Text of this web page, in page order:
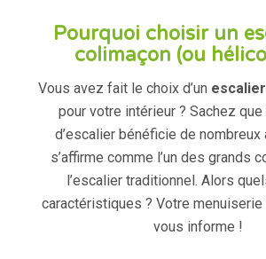
Pourquoi choisir un
colimaçon (ou
Vous avez fait le choix d’un escalier
pour votre intérieur ? Sachez
d’escalier bénéficie de nombreux
s’affirme comme l’un des grands
l’escalier traditionnel. Alors
caractéristiques ? Votre menuiserie
vous informe !